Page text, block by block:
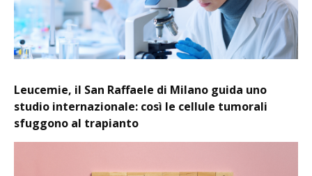
Leucemie, il San Raffaele di Milano guida uno
studio internazionale: così le cellule tumorali
sfuggono al trapianto